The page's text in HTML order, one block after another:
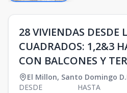
28 VIVIENDAS DESDE
CUADRADOS: 1,2&3
CON BALCONES Y
El Millon, Santo Domingo
DESDE
HASTA